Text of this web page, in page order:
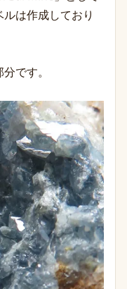
は作成しており
です。